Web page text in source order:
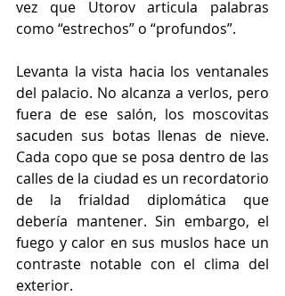
vez que Utorov articula palabras
como “estrechos” o “profundos”.
Levanta la vista hacia los ventanales
del palacio. No alcanza a verlos, pero
fuera de ese salón, los moscovitas
sacuden sus botas llenas de nieve.
Cada copo que se posa dentro de las
calles de la ciudad es un recordatorio
de la frialdad diplomática que
debería mantener. Sin embargo, el
fuego y calor en sus muslos hace un
contraste notable con el clima del
exterior.